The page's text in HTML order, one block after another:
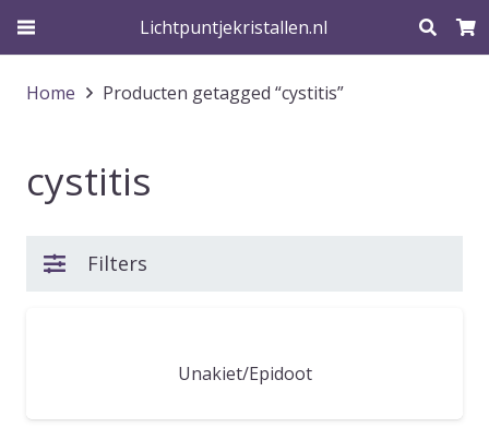
Lichtpuntjekristallen.nl
Home Producten getagged “cystitis”
cystitis
Filters
Unakiet/Epidoot